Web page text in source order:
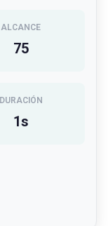
ALCANCE
75
DURACIÓN
1s